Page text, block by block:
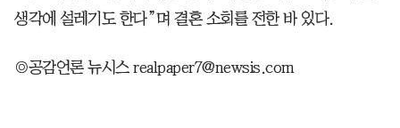
생각에 설레기도 한다”며 결혼 소회를 전한 바 있다.
◎공감언론 뉴시스 realpaper7@newsis.com